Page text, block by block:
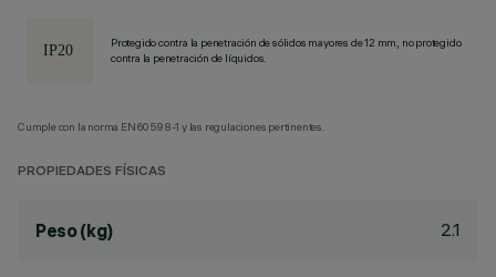
Protegido contra la penetración de sólidos mayores de 12 mm, no protegido
contra la penetración de líquidos.
Cumple con la norma EN60598-1 y las regulaciones pertinentes.
PROPIEDADES FÍSICAS
Peso (kg) 2.1